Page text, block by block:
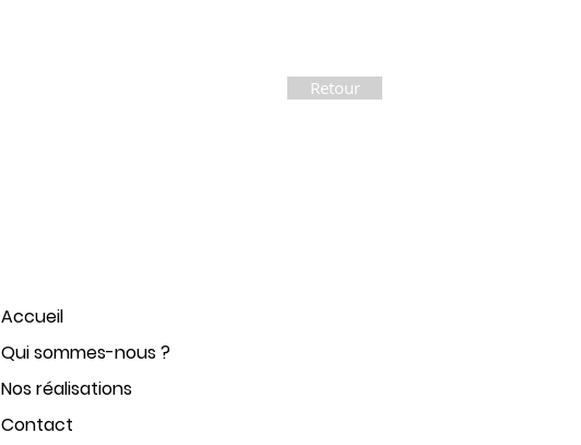
Retour
Accueil
Qui sommes-nous ?
Nos réalisations
Contact